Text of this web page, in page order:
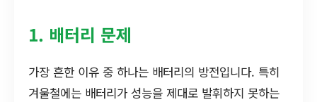
1. 배터리 문제
가장 흔한 이유 중 하나는 배터리의 방전입니다. 특히
겨울철에는 배터리가 성능을 제대로 발휘하지 못하는